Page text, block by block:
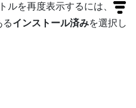
ルを再度表示するには、
るインストール済みを選択し